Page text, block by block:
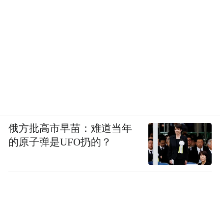
俄方批高市早苗：难道当年
的原子弹是UFO扔的？